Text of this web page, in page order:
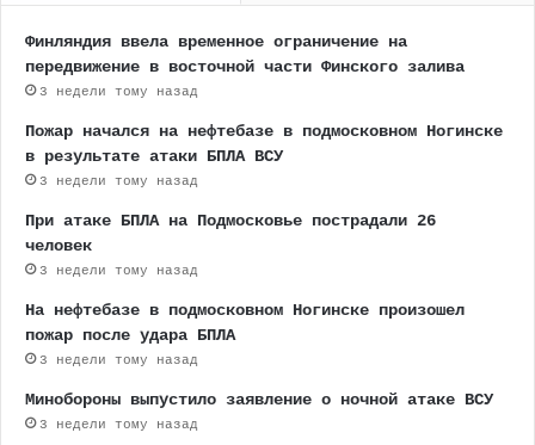
Финляндия ввела временное ограничение на
передвижение в восточной части Финского залива
3 недели тому назад
Пожар начался на нефтебазе в подмосковном Ногинске
в результате атаки БПЛА ВСУ
3 недели тому назад
При атаке БПЛА на Подмосковье пострадали 26
человек
3 недели тому назад
На нефтебазе в подмосковном Ногинске произошел
пожар после удара БПЛА
3 недели тому назад
Минобороны выпустило заявление о ночной атаке ВСУ
3 недели тому назад